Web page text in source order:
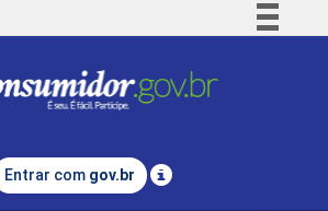
Comunica BR
Legislação
Entrar com gov.br